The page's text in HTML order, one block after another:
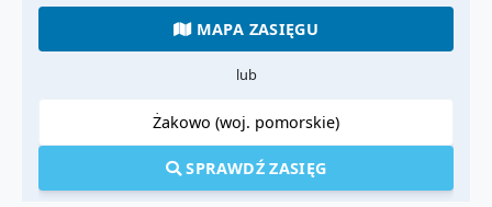
MAPA ZASIĘGU
lub
SPRAWDŹ ZASIĘG